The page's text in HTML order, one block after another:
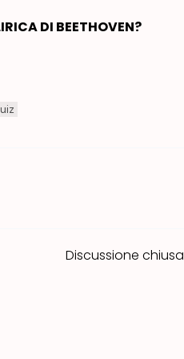
DI BEETHOVEN?
Discussione chiusa